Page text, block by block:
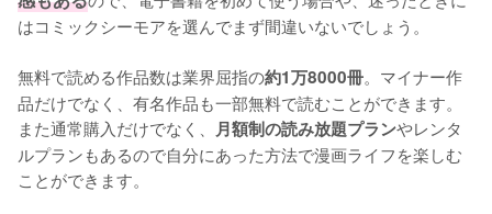
はコミックシーモアを選んでまず間違いないでしょう。
無料で読める作品数は業界屈指の約1万8000冊。マイナー作
品だけでなく、有名作品も一部無料で読むことができます。
また通常購入だけでなく、 月額制の読み放題プランやレンタ
ルプランもあるので自分にあった方法で漫画ライフを楽しむ
ことができます。